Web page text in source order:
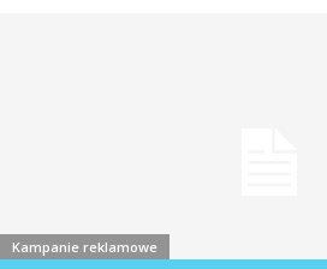
Kampanie reklamowe